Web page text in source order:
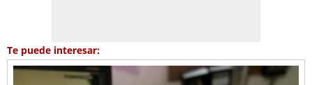
Te puede interesar: